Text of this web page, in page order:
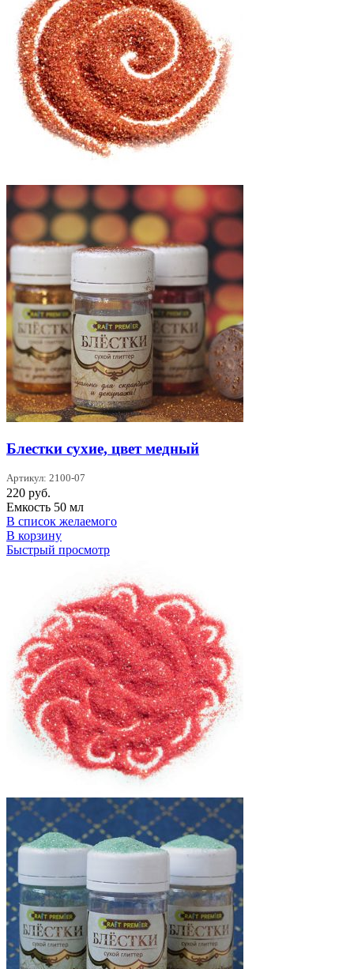
Блестки сухие, цвет медный
Артикул: 2100-07
220 руб.
Емкость 50 мл
В список желаемого
В корзину
Быстрый просмотр